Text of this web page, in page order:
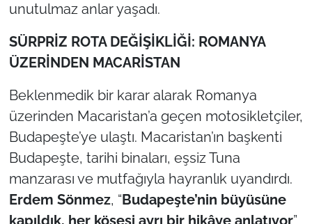
unutulmaz anlar yaşadı.
SÜRPRİZ ROTA DEĞİŞİKLİĞİ: ROMANYA
ÜZERİNDEN MACARİSTAN
Beklenmedik bir karar alarak Romanya
üzerinden Macaristan’a geçen motosikletçiler,
Budapeşte’ye ulaştı. Macaristan’ın başkenti
Budapeşte, tarihi binaları, eşsiz Tuna
manzarası ve mutfağıyla hayranlık uyandırdı.
Erdem Sönmez, “Budapeşte’nin büyüsüne
kapıldık, her köşesi ayrı bir hikâye anlatıyor”